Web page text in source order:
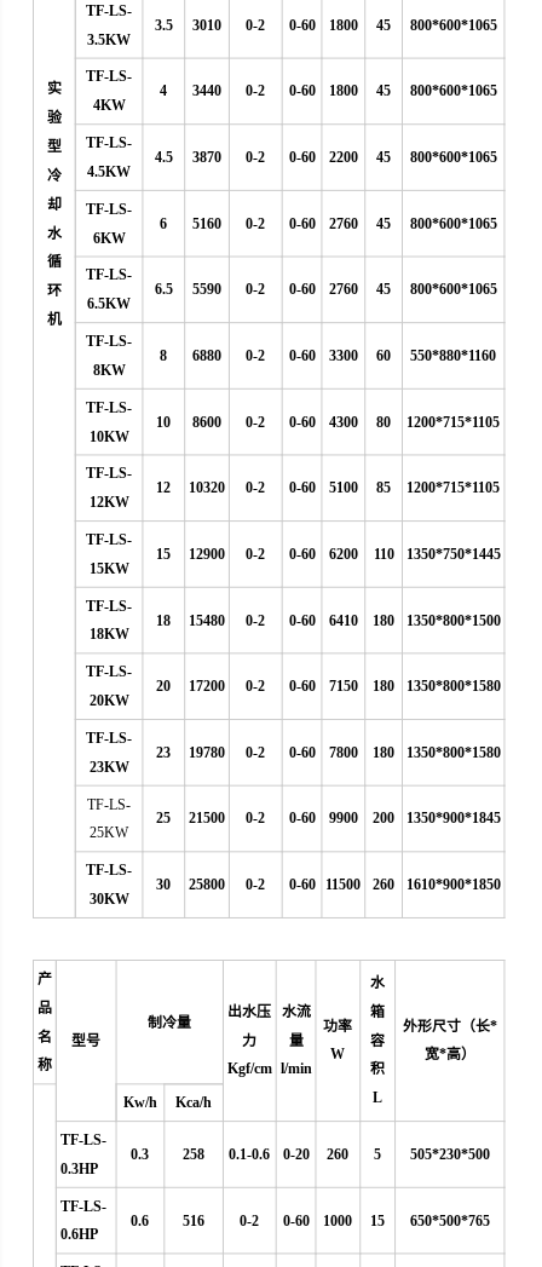
实
验
型
冷
却
水
循
环
机
TF-LS-
3.5KW
3.5 3010 0-2 0-60 1800 45 800*600*1065
TF-LS-
4KW
4 3440 0-2 0-60 1800 45 800*600*1065
TF-LS-
4.5KW
4.5 3870 0-2 0-60 2200 45 800*600*1065
TF-LS-
6KW
6 5160 0-2 0-60 2760 45 800*600*1065
TF-LS-
6.5KW
6.5 5590 0-2 0-60 2760 45 800*600*1065
TF-LS-
8KW
8 6880 0-2 0-60 3300 60 550*880*1160
TF-LS-
10KW
10 8600 0-2 0-60 4300 80 1200*715*1105
TF-LS-
12KW
12 10320 0-2 0-60 5100 85 1200*715*1105
TF-LS-
15KW
15 12900 0-2 0-60 6200 110 1350*750*1445
TF-LS-
18KW
18 15480 0-2 0-60 6410 180 1350*800*1500
TF-LS-
20KW
20 17200 0-2 0-60 7150 180 1350*800*1580
TF-LS-
23KW
23 19780 0-2 0-60 7800 180 1350*800*1580
TF-LS-
25KW
25 21500 0-2 0-60 9900 200 1350*900*1845
TF-LS-
30KW
30 25800 0-2 0-60 11500 260 1610*900*1850
产
品
名
称
型号
制冷量
出水压
力
Kgf/cm
水流
量
l/min
功率
W
水
箱
容
积
L
外形尺寸（长*
宽*高）
Kw/h Kca/h
TF-LS-
0.3HP
0.3 258 0.1-0.6 0-20 260 5 505*230*500
TF-LS-
0.6HP
0.6 516 0-2 0-60 1000 15 650*500*765